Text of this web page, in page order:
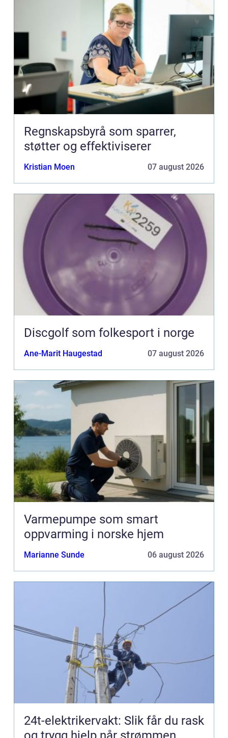
Regnskapsbyrå som sparrer,
støtter og effektiviserer
Kristian Moen 07 august 2026
Discgolf som folkesport i norge
Ane-Marit Haugestad 07 august 2026
Varmepumpe som smart
oppvarming i norske hjem
Marianne Sunde 06 august 2026
24t-elektrikervakt: Slik får du rask